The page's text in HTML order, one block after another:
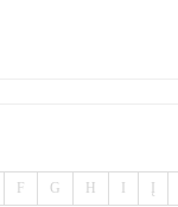
F G H